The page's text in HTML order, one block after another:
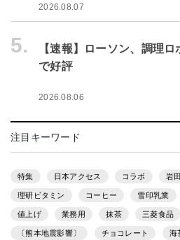
2026.08.07
5.
【速報】ローソン、調理
で好評
2026.08.06
注目キーワード
特集 日本アクセス コラボ 岩
理研ビタミン コーヒー 雪印乳業
値上げ 業務用 抹茶 三菱食品
〔熊本地震影響〕 チョコレート 海